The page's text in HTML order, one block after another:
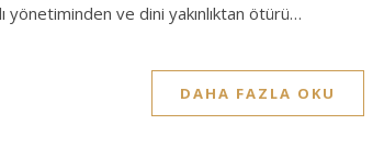
yönetiminden ve dini yakınlıktan ötürü…
DAHA FAZLA OKU